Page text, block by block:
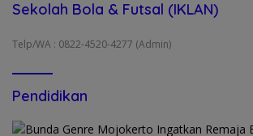
Sekolah Bola & Futsal (IKLAN)
Telp/WA : 0822-4520-4277 (Admin)
Pendidikan